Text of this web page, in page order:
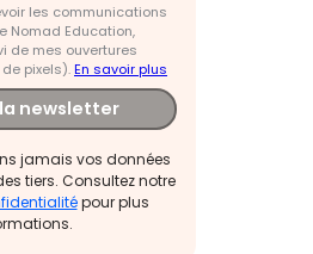
les communications
Nomad Education,
de mes ouvertures
pixels).En savoir plus
newsletter
jamais vos données
tiers. Consultez notre
pour plus